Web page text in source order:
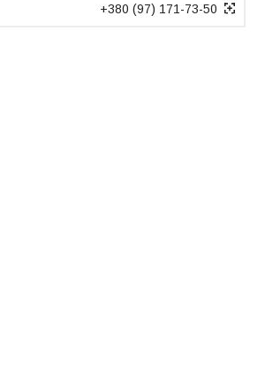
+380 (97) 171-73-50